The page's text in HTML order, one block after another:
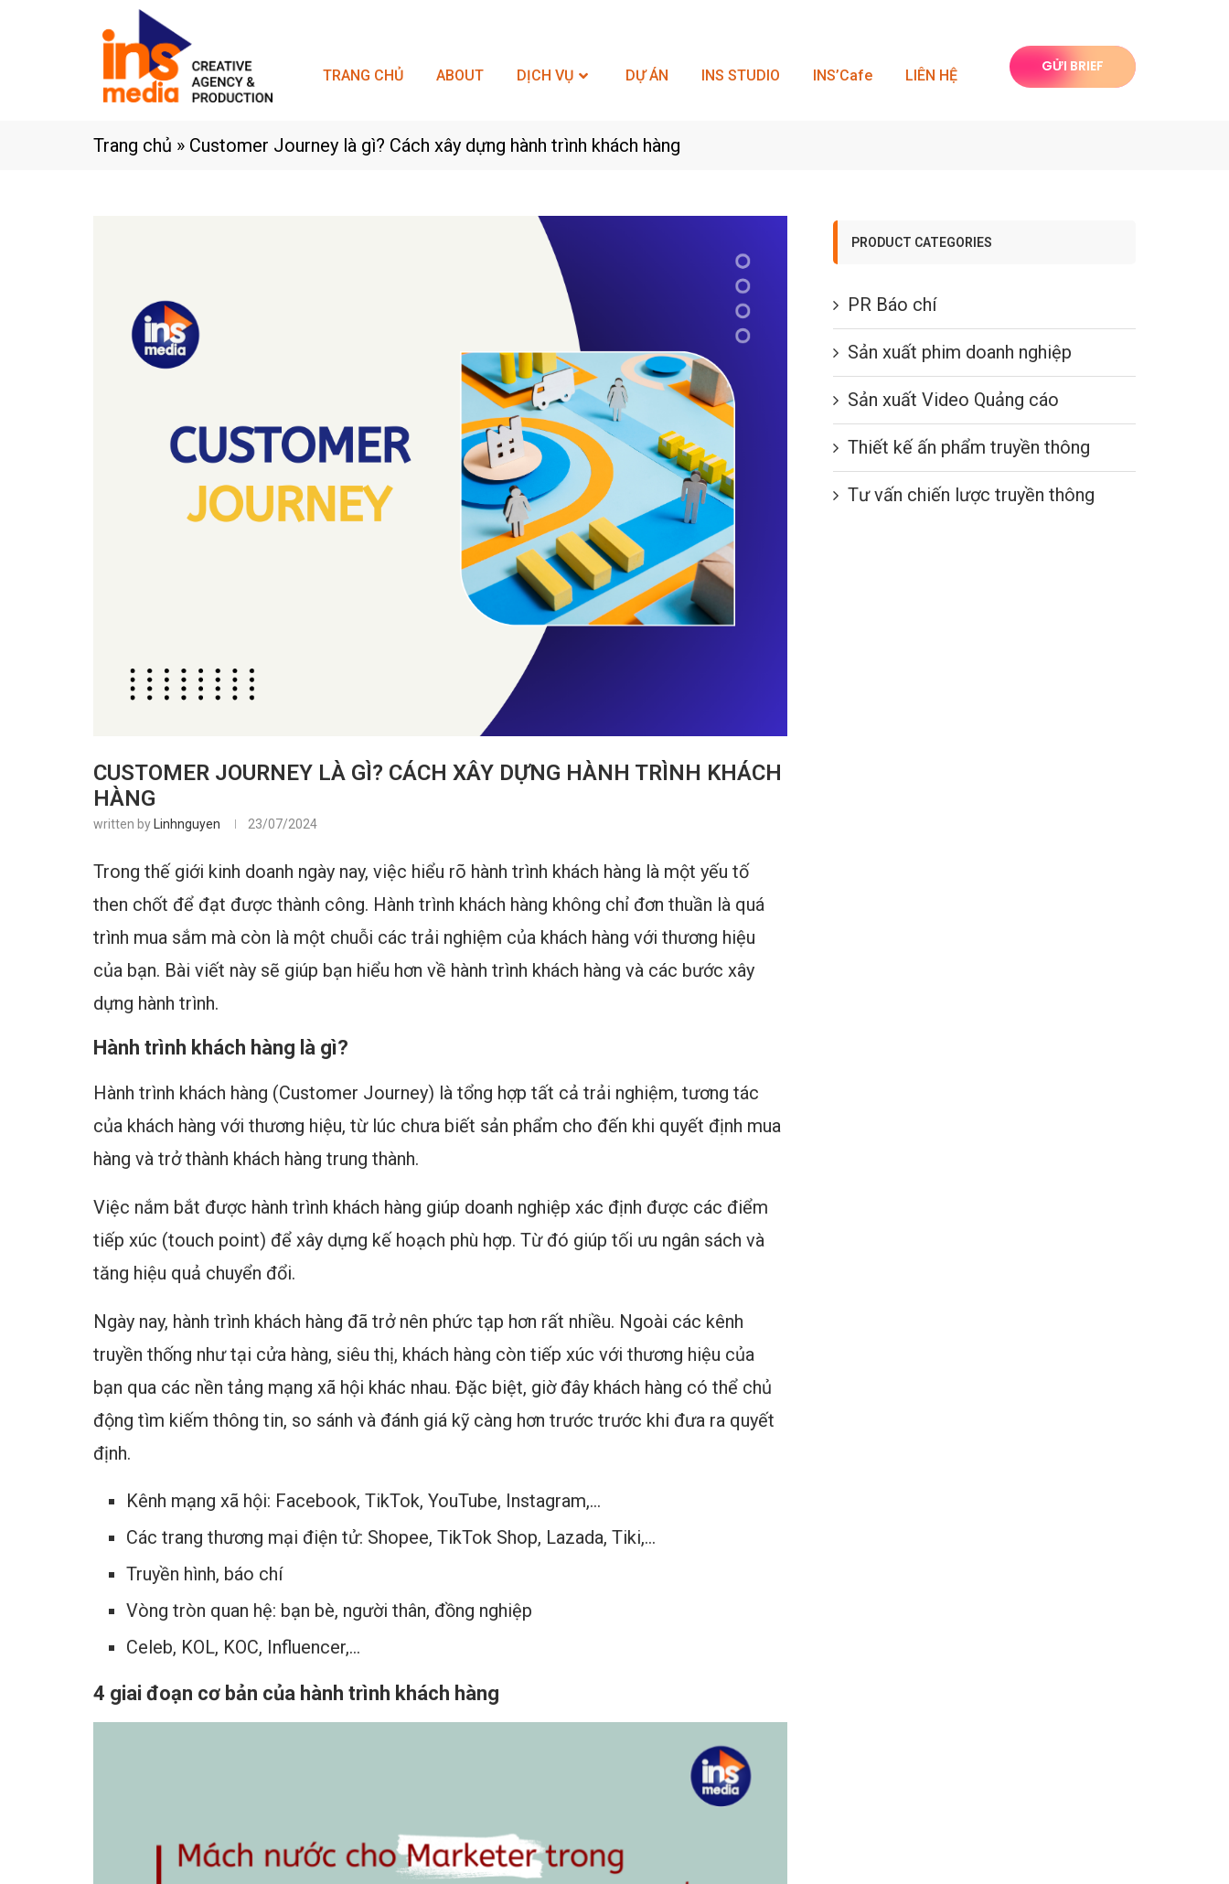
TRANG CHỦ ABOUT DỊCH VỤ DỰ ÁN INS STUDIO INS’Cafe LIÊN HỆ
GỬI BRIEF
Trang chủ » Customer Journey là gì? Cách xây dựng hành trình khách hàng
CUSTOMER JOURNEY LÀ GÌ? CÁCH XÂY DỰNG HÀNH TRÌNH KHÁCH
HÀNG
written by Linhnguyen 23/07/2024
Trong thế giới kinh doanh ngày nay, việc hiểu rõ hành trình khách hàng là một yếu tố
then chốt để đạt được thành công. Hành trình khách hàng không chỉ đơn thuần là quá
trình mua sắm mà còn là một chuỗi các trải nghiệm của khách hàng với thương hiệu
của bạn. Bài viết này sẽ giúp bạn hiểu hơn về hành trình khách hàng và các bước xây
dựng hành trình.
Hành trình khách hàng là gì?
Hành trình khách hàng (Customer Journey) là tổng hợp tất cả trải nghiệm, tương tác
của khách hàng với thương hiệu, từ lúc chưa biết sản phẩm cho đến khi quyết định mua
hàng và trở thành khách hàng trung thành.
Việc nắm bắt được hành trình khách hàng giúp doanh nghiệp xác định được các điểm
tiếp xúc (touch point) để xây dựng kế hoạch phù hợp. Từ đó giúp tối ưu ngân sách và
tăng hiệu quả chuyển đổi.
Ngày nay, hành trình khách hàng đã trở nên phức tạp hơn rất nhiều. Ngoài các kênh
truyền thống như tại cửa hàng, siêu thị, khách hàng còn tiếp xúc với thương hiệu của
bạn qua các nền tảng mạng xã hội khác nhau. Đặc biệt, giờ đây khách hàng có thể chủ
động tìm kiếm thông tin, so sánh và đánh giá kỹ càng hơn trước trước khi đưa ra quyết
định.
Kênh mạng xã hội: Facebook, TikTok, YouTube, Instagram,…
Các trang thương mại điện tử: Shopee, TikTok Shop, Lazada, Tiki,…
Truyền hình, báo chí
Vòng tròn quan hệ: bạn bè, người thân, đồng nghiệp
Celeb, KOL, KOC, Influencer,…
4 giai đoạn cơ bản của hành trình khách hàng
PRODUCT CATEGORIES
PR Báo chí
Sản xuất phim doanh nghiệp
Sản xuất Video Quảng cáo
Thiết kế ấn phẩm truyền thông
Tư vấn chiến lược truyền thông